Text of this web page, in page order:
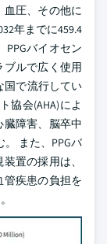
圧、その他に
年までに459.4
バイオセン
ルで広く使用
国で流行してい
協会(AHA)によ
障害、脳卒中
また、PPGバ
置の採用は、
疾患の負担を